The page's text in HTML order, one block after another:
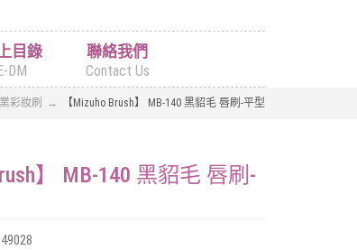
目錄
E-DM
聯絡我們
Contact Us
彩妝刷 【Mizuho Brush】 MB-140 黑貂毛 唇刷-平型
】 MB-140 黑貂毛 唇刷-